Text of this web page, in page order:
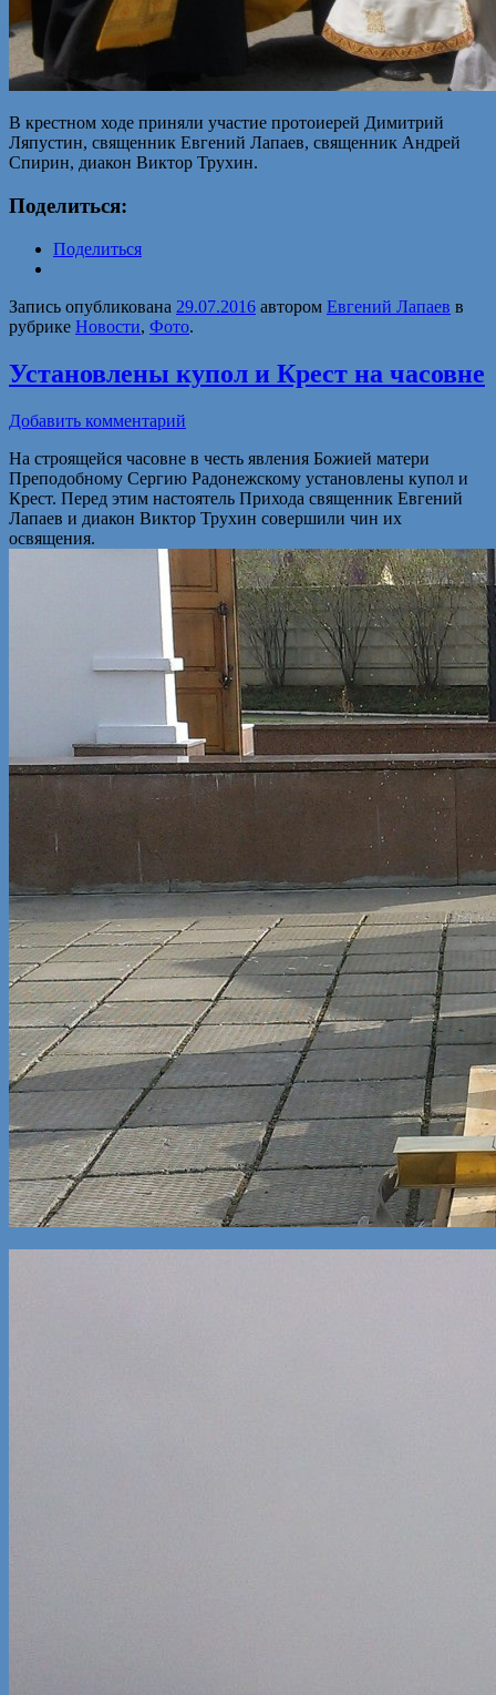
В крестном ходе приняли участие протоиерей Димитрий
Ляпустин, священник Евгений Лапаев, священник Андрей
Спирин, диакон Виктор Трухин.
Поделиться:
Поделиться
Запись опубликована 29.07.2016 автором Евгений Лапаев в
рубрике Новости, Фото.
Установлены купол и Крест на часовне
Добавить комментарий
На строящейся часовне в честь явления Божией матери
Преподобному Сергию Радонежскому установлены купол и
Крест. Перед этим настоятель Прихода священник Евгений
Лапаев и диакон Виктор Трухин совершили чин их
освящения.